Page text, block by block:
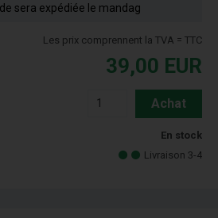
sera expédiée le mandag
Les prix comprennent la TVA = TTC
39,00 EUR
Achat
En stock
Livraison 3-4